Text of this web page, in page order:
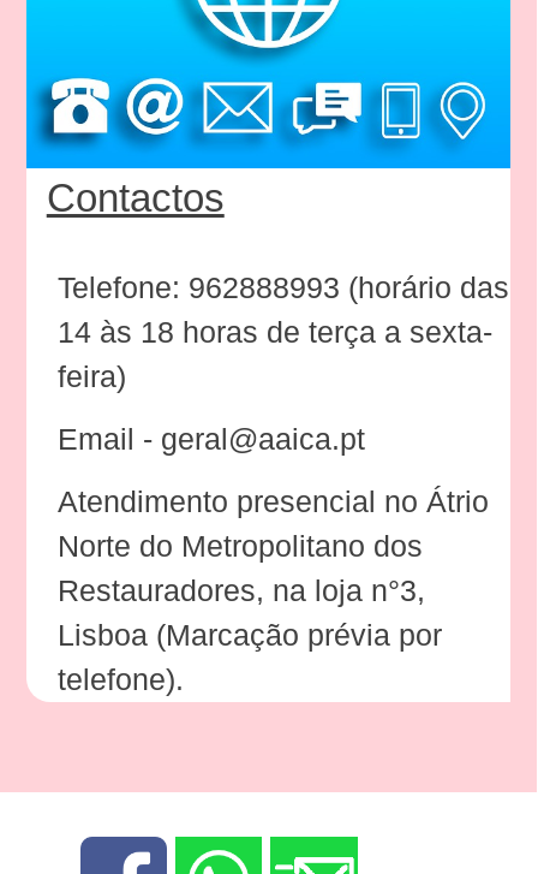
Contactos
Telefone: 962888993 (horário das
14 às 18 horas de terça a sexta-
feira)
Email - geral@aaica.pt
Atendimento presencial no Átrio
Norte do Metropolitano dos
Restauradores, na loja n°3,
Lisboa (Marcação prévia por
telefone).